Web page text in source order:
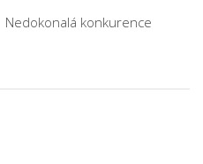
Nedokonalá konkurence